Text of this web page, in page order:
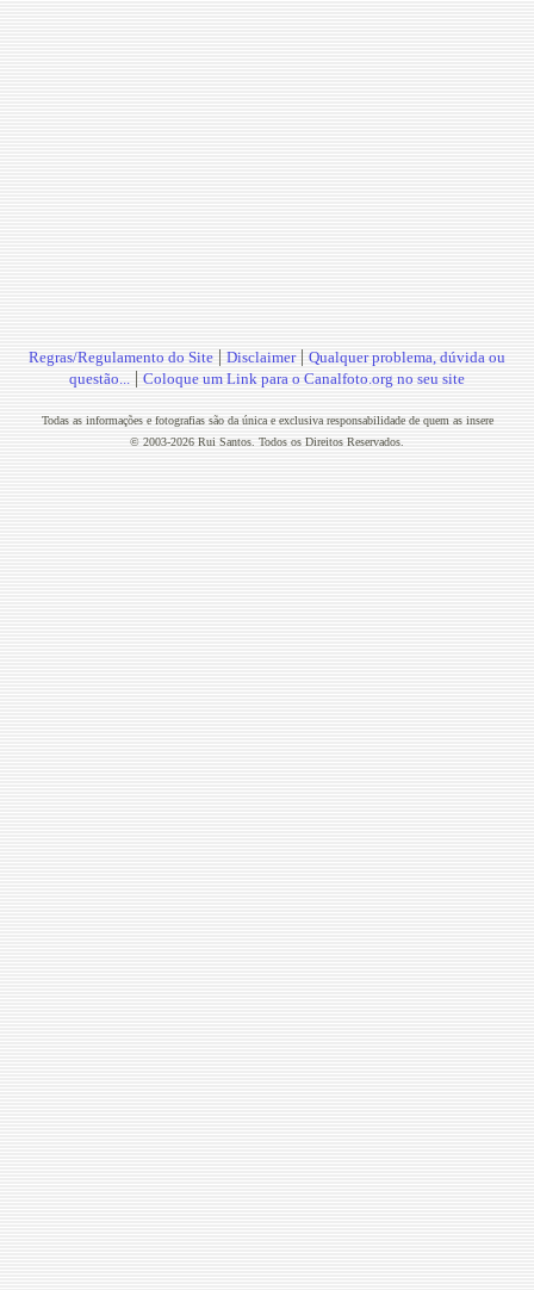
Regras/Regulamento do Site | Disclaimer| Qualquer problema, dúvida ou
questão... | Coloque um Link para o Canalfoto.org no seu site
Todas as informações e fotografias são da única e exclusiva responsabilidade de quem as insere
© 2003-2026 Rui Santos. Todos os Direitos Reservados.